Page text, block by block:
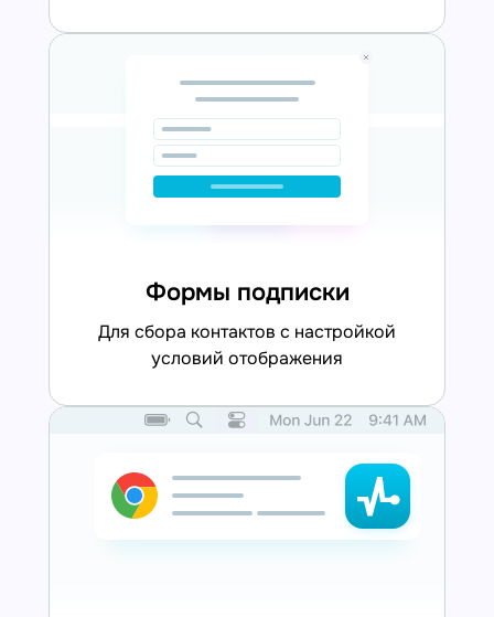
Формы подписки
для сбора контактов с настройкой
условий отображения